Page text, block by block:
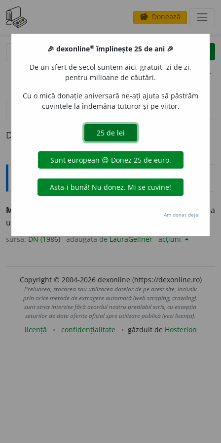
savings Donează
clear
opțiuni
definiții (1) pronunțievolume_up (46)
Definiția cu ID-ul 421124:
Explicative DEX
MARGIN
De margine; scris pe marginea
unui text.
sursa:DN (1986) adăugată deLauraGellner acțiuni
Copyright © 2004-2026 dexonline (https://dexonline.ro)
Preluarea, stocarea sau utilizarea datelor de pe acest site, inclusiv
prin orice metode de extragere automată (web scraping, crawling),
sunt strict interzise fără acordul nostru prealabil scris, cu excepția
seturilor de date oferite oficial spre utilizare publică (vezi licența).
licență confidențialitate găzduit de Hosterion
🎉 dexonline® împlinește 25 de ani 🎉
De un sfert de secol suntem aici, gratuit, zi de zi,
pentru milioane de căutări.
Cu o mică donație aniversară ne-ați ajuta să păstrăm
cuvintele la îndemâna tuturor și pe viitor.
Am donat deja.